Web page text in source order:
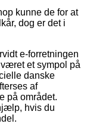
kunne de for at
dog er det i
e-forretningen
et sympol på
danske
af
på området.
hvis du